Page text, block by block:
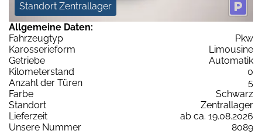
Standort Zentrallager
Allgemeine Daten:
Fahrzeugtyp
Pkw
Karosserieform
Limousine
Getriebe
Automatik
Kilometerstand
0
Anzahl der Türen
5
Farbe
Schwarz
Standort
Zentrallager
Lieferzeit
ab ca. 19.08.2026
Unsere Nummer
8089